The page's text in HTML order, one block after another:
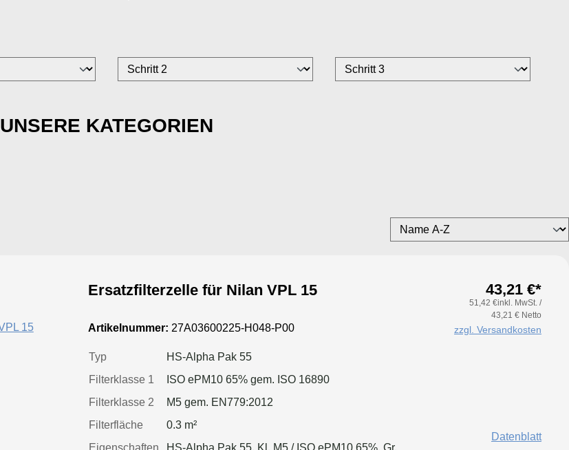
UNSERE KATEGORIEN
Ersatzfilterzelle für Nilan VPL 15
Artikelnummer: 27A03600225-H048-P00
Typ
HS-Alpha Pak 55
Filterklasse 1
ISO ePM10 65% gem. ISO 16890
Filterklasse 2
M5 gem. EN779:2012
Filterfläche
0.3 m²
Eigenschaften
HS-Alpha Pak 55, Kl. M5 / ISO ePM10 65%, Gr.
43,21 €*
51,42 €inkl. MwSt. /
43,21 € Netto
zzgl. Versandkosten
Datenblatt